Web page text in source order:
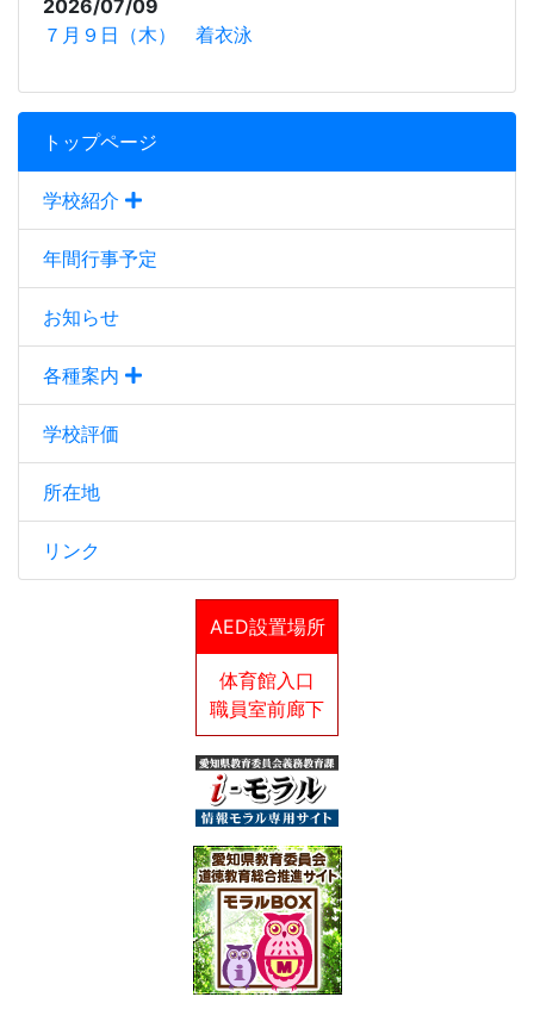
トップページ
学校紹介
年間行事予定
お知らせ
各種案内
学校評価
所在地
リンク
AED設置場所
体育館入口
職員室前廊下
2026/07/09
７月９日（木） 着衣泳